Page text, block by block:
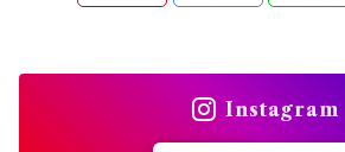
Instagram